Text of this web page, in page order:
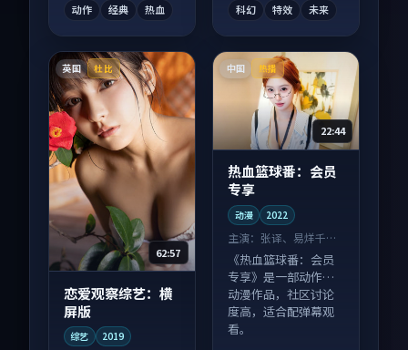
动作 经典 热血 科幻 特效 未来
英国 杜比
62:57
恋爱观察综艺：横
屏版
综艺 2019
中国 热播
22:44
热血篮球番：会员
专享
动漫 2022
主演： 张译、易烊千玺
等
《热血篮球番：会员
专享》是一部动作向
动漫作品，社区讨论
度高，适合配弹幕观
看。